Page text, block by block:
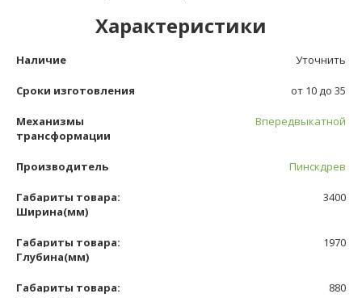
Характеристики
Наличие Уточнить
Сроки изготовления от 10 до 35
Механизмы
трансформации
Впередвыкатной
Производитель Пинскдрев
Габариты товара:
Ширина(мм)
3400
Габариты товара:
Глубина(мм)
1970
Габариты товара:
880